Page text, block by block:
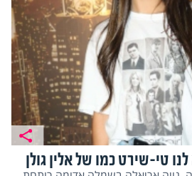
טי-שירט כמו של אלין גולן